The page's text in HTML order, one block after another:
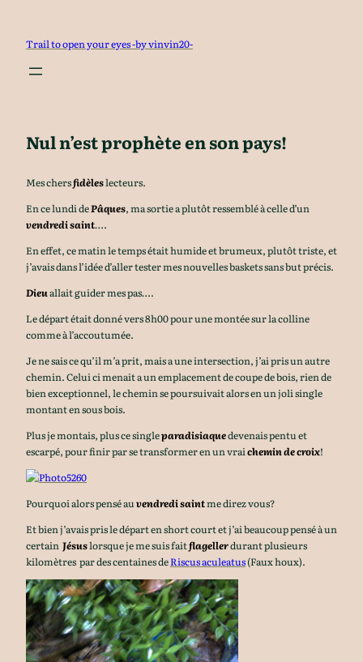
contenu
Trail to open your eyes -by vinvin20-
Nul n’est prophète en son pays!
Mes chersfidèleslecteurs.
En ce lundi dePâques, ma sortie a plutôt ressemblé à celle d’un
vendredi saint….
En effet, ce matin le temps était humide et brumeux, plutôt triste, et
j’avais dans l’idée d’aller tester mes nouvelles baskets sans but précis.
Dieuallait guider mes pas….
Le départ était donné vers 8h00 pour une montée sur la colline
comme à l’accoutumée.
Je ne sais ce qu’il m’a prit, mais a une intersection, j’ai pris un autre
chemin. Celui ci menait a un emplacement de coupe de bois, rien de
bien exceptionnel, le chemin se poursuivait alors en un joli single
montant en sous bois.
Plus je montais, plus ce singleparadisiaquedevenais pentu et
escarpé, pour finir par se transformer en un vraichemin de croix!
Pourquoi alors pensé auvendredi saintme direz vous?
Et bien j’avais pris le départ en short court et j’ai beaucoup pensé à un
certain Jésuslorsque je me suis faitflagellerdurant plusieurs
kilomètres par des centaines deRiscus aculeatus(Faux houx).